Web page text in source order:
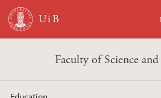
Skip to main content
Faculty of Science